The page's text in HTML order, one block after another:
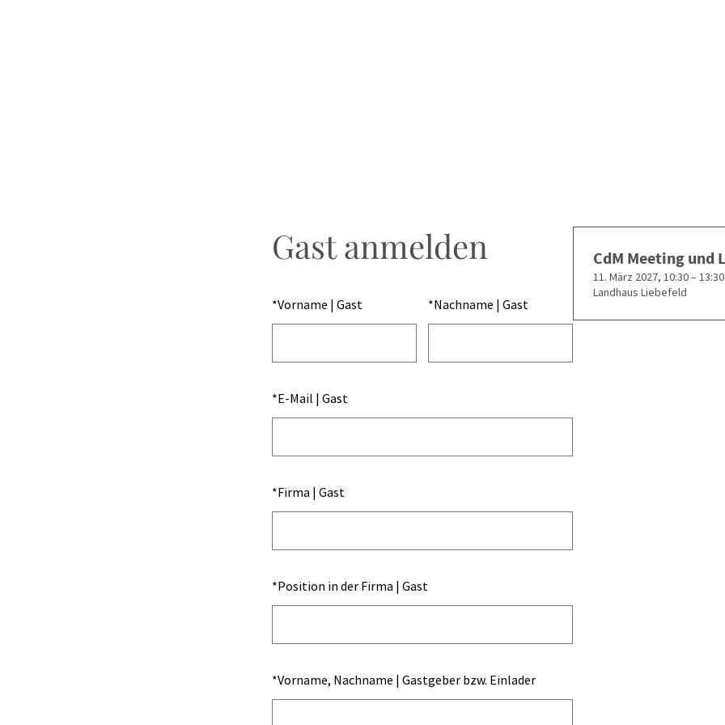
Gast anmelden
*Vorname | Gast *Nachname | Gast
*E-Mail | Gast
*Firma | Gast
*Position in der Firma | Gast
*Vorname, Nachname | Gastgeber bzw. Einlader
CdM Meeting und
11. März 2027, 10:30 – 13:30
Landhaus Liebefeld